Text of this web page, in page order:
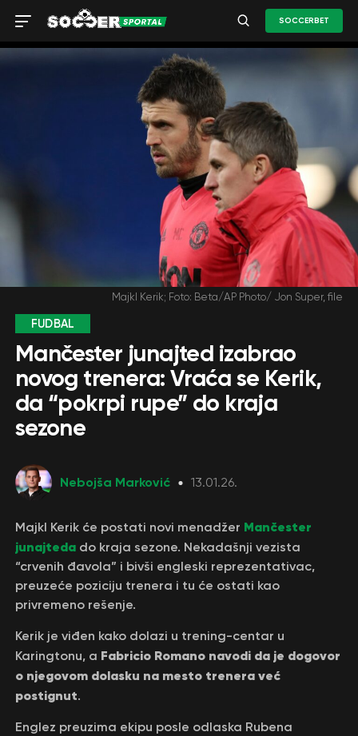
SOCCERBET
Majkl Kerik; Foto: Beta/AP Photo/ Jon Super, file
FUDBAL
Mančester junajted izabrao
novog trenera: Vraća se Kerik,
da “pokrpi rupe” do kraja
sezone
Nebojša Marković 13.01.26.
Majkl Kerik će postati novi menadžer Mančester
junajtedado kraja sezone. Nekadašnji vezista
“crvenih đavola” i bivši engleski reprezentativac,
preuzeće poziciju trenera i tu će ostati kao
privremeno rešenje.
Kerik je viđen kako dolazi u trening-centar u
Karingtonu, a Fabricio Romano navodi da je dogovor
o njegovom dolasku na mesto trenera već
postignut.
Englez preuzima ekipu posle odlaska Rubena